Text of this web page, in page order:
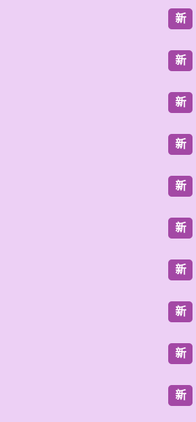
新
新
新
新
新
新
新
新
新
新